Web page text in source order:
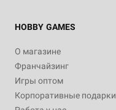
HOBBY GAMES
О магазине
Франчайзинг
Игры оптом
Корпоративные подарки